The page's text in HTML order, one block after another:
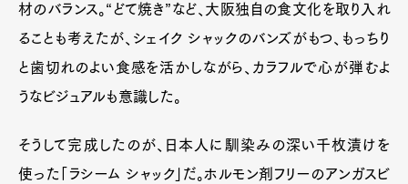
材のバランス。“どて焼き”など、大阪独自の食文化を取り入れ
ることも考えたが、シェイク シャックのバンズがもつ、もっちり
と歯切れのよい食感を活かしながら、カラフルで心が弾むよ
うなビジュアルも意識した。
そうして完成したのが、日本人に馴染みの深い千枚漬けを
使った「ラシーム シャック」だ。ホルモン剤フリーのアンガスビ